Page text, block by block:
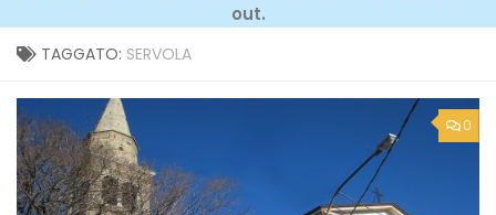
out.
TAGGATO: SERVOLA
0